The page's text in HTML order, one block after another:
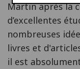
Martin après la
d’excellentes
nombreuses
livres et
il est